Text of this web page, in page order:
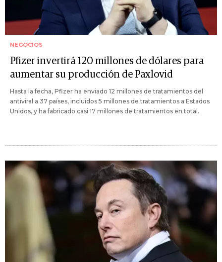
NEGOCIOS
Pfizer invertirá 120 millones de dólares para
aumentar su producción de Paxlovid
Hasta la fecha, Pfizer ha enviado 12 millones de tratamientos del
antiviral a 37 países, incluidos 5 millones de tratamientos a Estados
Unidos, y ha fabricado casi 17 millones de tratamientos en total.